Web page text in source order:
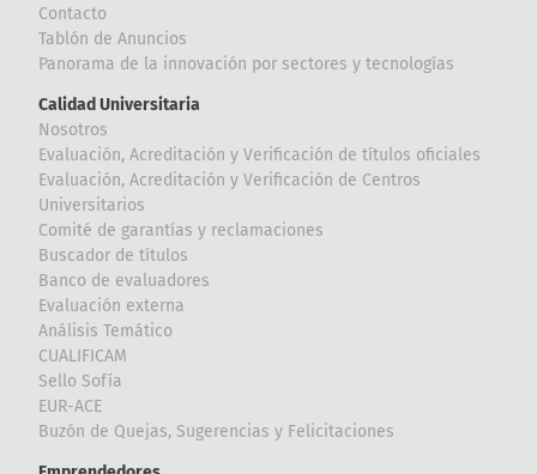
Contacto
Tablón de Anuncios
Panorama de la innovación por sectores y tecnologías
Calidad Universitaria
Nosotros
Evaluación, Acreditación y Verificación de títulos oficiales
Evaluación, Acreditación y Verificación de Centros
Universitarios
Comité de garantías y reclamaciones
Buscador de títulos
Banco de evaluadores
Evaluación externa
Análisis Temático
CUALIFICAM
Sello Sofía
EUR-ACE
Buzón de Quejas, Sugerencias y Felicitaciones